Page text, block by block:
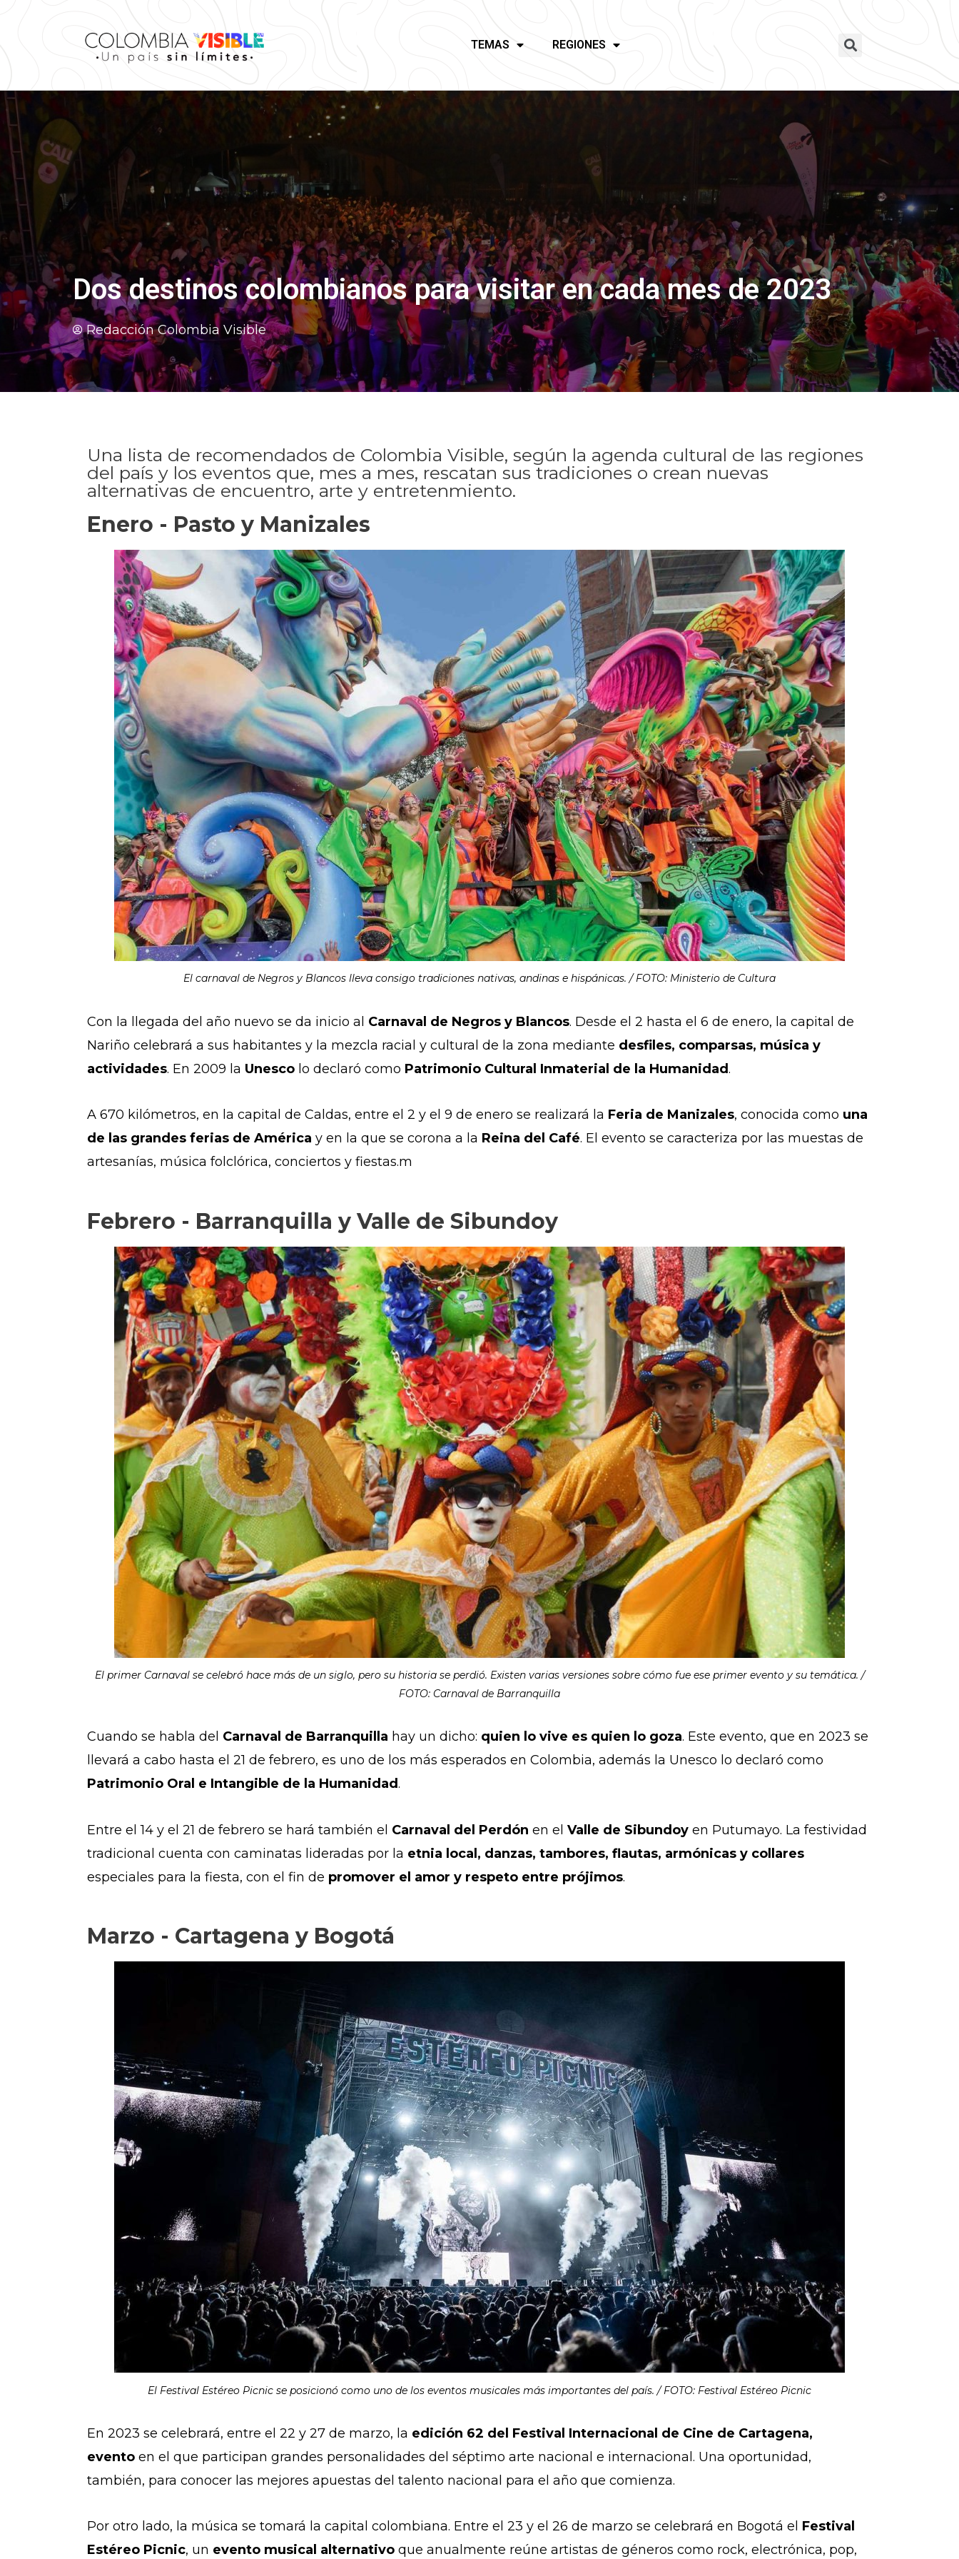
TEMAS REGIONES
Dos destinos colombianos para visitar en cada mes de 2023
Redacción Colombia Visible
Una lista de recomendados de Colombia Visible, según la agenda cultural de las regiones
del país y los eventos que, mes a mes, rescatan sus tradiciones o crean nuevas
alternativas de encuentro, arte y entretenmiento.
Enero - Pasto y Manizales
El carnaval de Negros y Blancos lleva consigo tradiciones nativas, andinas e hispánicas. / FOTO: Ministerio de Cultura
Con la llegada del año nuevo se da inicio al Carnaval de Negros y Blancos. Desde el 2 hasta el 6 de enero, la capital de
Nariño celebrará a sus habitantes y la mezcla racial y cultural de la zona mediante desfiles, comparsas, música y
actividades. En 2009 la Unesco lo declaró como Patrimonio Cultural Inmaterial de la Humanidad.
A 670 kilómetros, en la capital de Caldas, entre el 2 y el 9 de enero se realizará la Feria de Manizales, conocida como una
de las grandes ferias de América y en la que se corona a la Reina del Café. El evento se caracteriza por las muestas de
artesanías, música folclórica, conciertos y fiestas.m
Febrero - Barranquilla y Valle de Sibundoy
El primer Carnaval se celebró hace más de un siglo, pero su historia se perdió. Existen varias versiones sobre cómo fue ese primer evento y su temática. /
FOTO: Carnaval de Barranquilla
Cuando se habla del Carnaval de Barranquilla hay un dicho: quien lo vive es quien lo goza. Este evento, que en 2023 se
llevará a cabo hasta el 21 de febrero, es uno de los más esperados en Colombia, además la Unesco lo declaró como
Patrimonio Oral e Intangible de la Humanidad.
Entre el 14 y el 21 de febrero se hará también el Carnaval del Perdón en el Valle de Sibundoy en Putumayo. La festividad
tradicional cuenta con caminatas lideradas por la etnia local, danzas, tambores, flautas, armónicas y collares
especiales para la fiesta, con el fin de promover el amor y respeto entre prójimos.
Marzo - Cartagena y Bogotá
El Festival Estéreo Picnic se posicionó como uno de los eventos musicales más importantes del país. / FOTO: Festival Estéreo Picnic
En 2023 se celebrará, entre el 22 y 27 de marzo, la edición 62 del Festival Internacional de Cine de Cartagena,
evento en el que participan grandes personalidades del séptimo arte nacional e internacional. Una oportunidad,
también, para conocer las mejores apuestas del talento nacional para el año que comienza.
Por otro lado, la música se tomará la capital colombiana. Entre el 23 y el 26 de marzo se celebrará en Bogotá el Festival
Estéreo Picnic, un evento musical alternativo que anualmente reúne artistas de géneros como rock, electrónica, pop,